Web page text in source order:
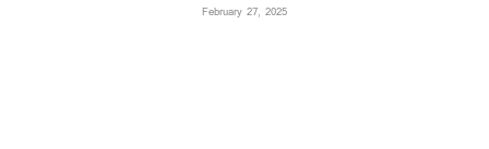
February 27, 2025